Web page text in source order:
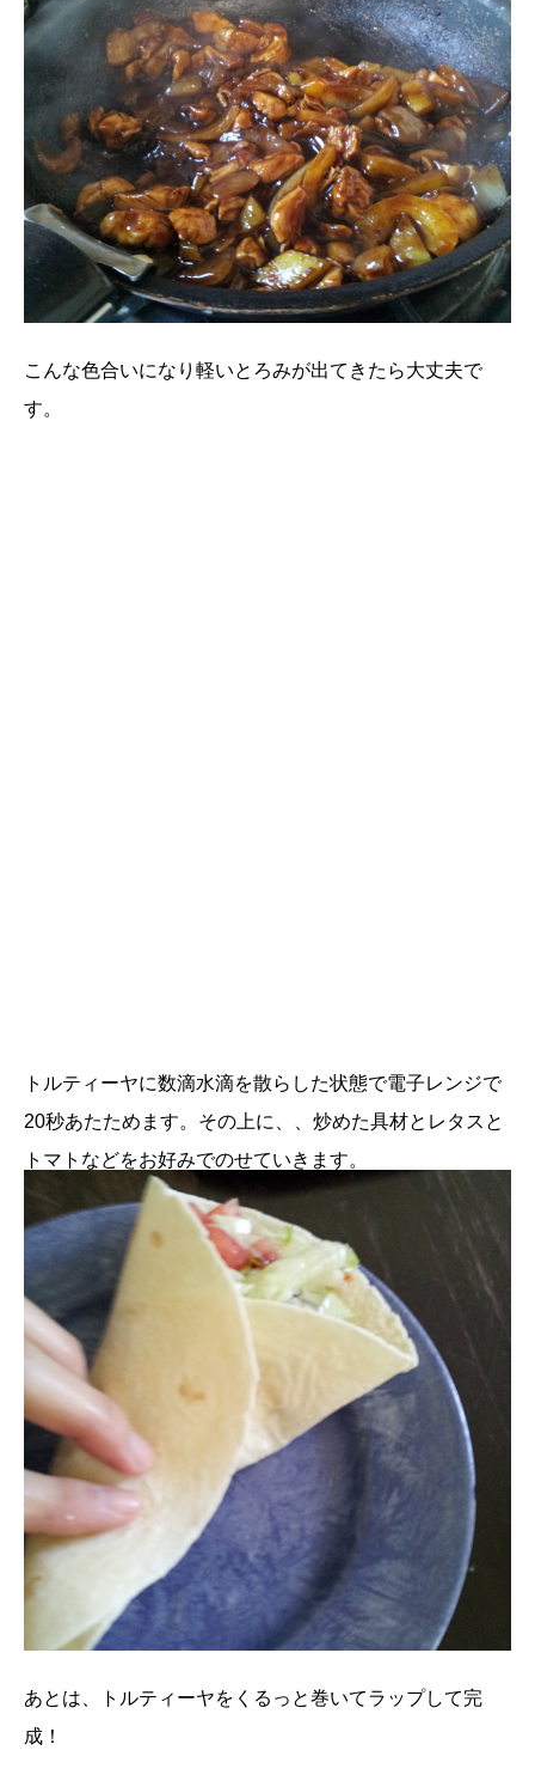
こんな色合いになり軽いとろみが出てきたら大丈夫で
す。
トルティーヤに数滴水滴を散らした状態で電子レンジで
20秒あたためます。その上に、、炒めた具材とレタスと
トマトなどをお好みでのせていきます。
あとは、トルティーヤをくるっと巻いてラップして完
成！